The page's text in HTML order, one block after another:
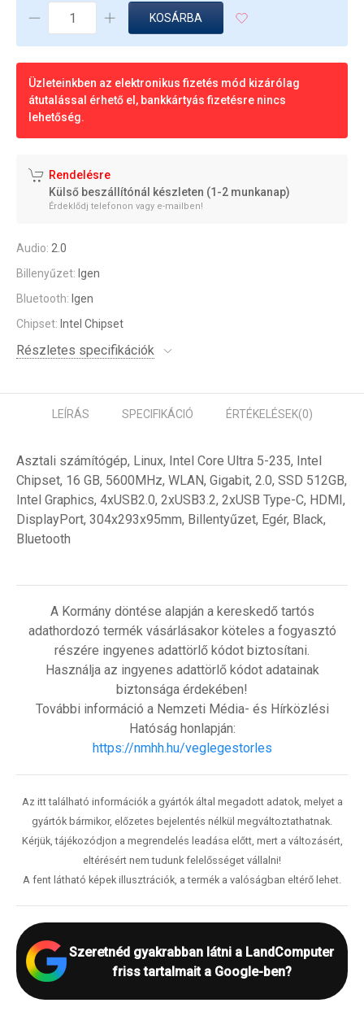
KOSÁRBA
Üzleteinkben az elektronikus fizetés mód kizárólag
átutalással érhető el, bankkártyás fizetésre nincs
lehetőség.
Rendelésre
Külső beszállítónál készleten (1-2 munkanap)
Érdeklődj telefonon vagy e-mailben!
Audio: 2.0
Billenyűzet: Igen
Bluetooth: Igen
Chipset: Intel Chipset
Részletes specifikációk
LEÍRÁS SPECIFIKÁCIÓ ÉRTÉKELÉSEK(0)
Asztali számítógép, Linux, Intel Core Ultra 5-235, Intel
Chipset, 16 GB, 5600MHz, WLAN, Gigabit, 2.0, SSD 512GB,
Intel Graphics, 4xUSB2.0, 2xUSB3.2, 2xUSB Type-C, HDMI,
DisplayPort, 304x293x95mm, Billentyűzet, Egér, Black,
Bluetooth
A Kormány döntése alapján a kereskedő tartós
adathordozó termék vásárlásakor köteles a fogyasztó
részére ingyenes adattörlő kódot biztosítani.
Használja az ingyenes adattörlő kódot adatainak
biztonsága érdekében!
További információ a Nemzeti Média- és Hírközlési
Hatóság honlapján:
https://nmhh.hu/veglegestorles
Az itt található információk a gyártók által megadott adatok, melyet a
gyártók bármikor, előzetes bejelentés nélkül megváltoztathatnak.
Kérjük, tájékozódjon a megrendelés leadása előtt, mert a változásért,
eltérésért nem tudunk felelősséget vállalni!
A fent látható képek illusztrációk, a termék a valóságban eltérő lehet.
Szeretnéd gyakrabban látni a LandComputer
friss tartalmait a Google-ben?